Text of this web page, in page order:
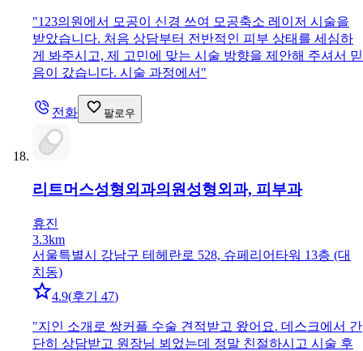
"123의원에서 모공이 신경 쓰여 모공축소 레이저 시술을
받았습니다. 처음 상담부터 전반적인 피부 상태를 세심하
게 봐주시고, 제 고민에 맞는 시술 방향을 제안해 주셔서 믿
음이 갔습니다. 시술 과정에서 "
전화 팔로우
리트머스성형외과의원 성형외과, 피부과
휴진
3.3km
서울특별시 강남구 테헤란로 528, 슈페리어타워 13층 (대
치동)
4.9(후기 47)
"지인 소개로 쌍커플 수술 견적받고 왔어요. 데스크에서 간
단히 상담받고 원장님 뵈었는데 정말 친절하시고 시술 후